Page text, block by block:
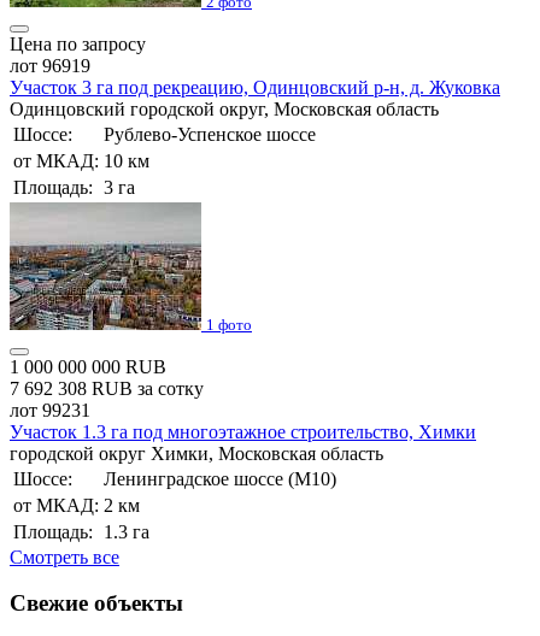
Цена по запросу
лот 96919
Участок 3 га под рекреацию, Одинцовский р-н, д. Жуковка
Одинцовский городской округ, Московская область
Шоссе:
Рублево-Успенское шоссе
от МКАД: 10 км
Площадь: 3 га
1 фото
1 000 000 000 RUB
7 692 308 RUB за сотку
лот 99231
Участок 1.3 га под многоэтажное строительство, Химки
городской округ Химки, Московская область
Шоссе:
Ленинградское шоссе (М10)
от МКАД: 2 км
Площадь:
1.3 га
Cмотреть все
Свежие объекты